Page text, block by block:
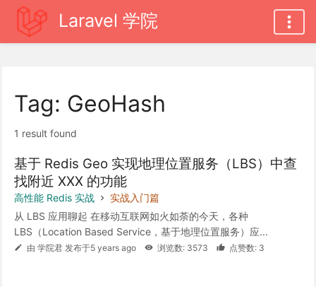
Laravel 学院
Tag: GeoHash
1 result found
基于 Redis Geo 实现地理位置服务（LBS）中查
找附近 XXX 的功能
高性能 Redis 实战
实战入门篇
从 LBS 应用聊起 在移动互联网如火如荼的今天，各种
LBS（Location Based Service，基于地理位置服务）应...
由 学院君 发布于5 years ago 浏览数: 3573 点赞数: 3